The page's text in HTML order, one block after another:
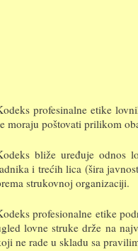
profesinalne etike
moraju poštovati prilikom
bliže uređuje odnos
i trećih lica (šira
strukovnoj organizaciji.
profesionalne etike
lovne struke drže na
ne rade u skladu sa